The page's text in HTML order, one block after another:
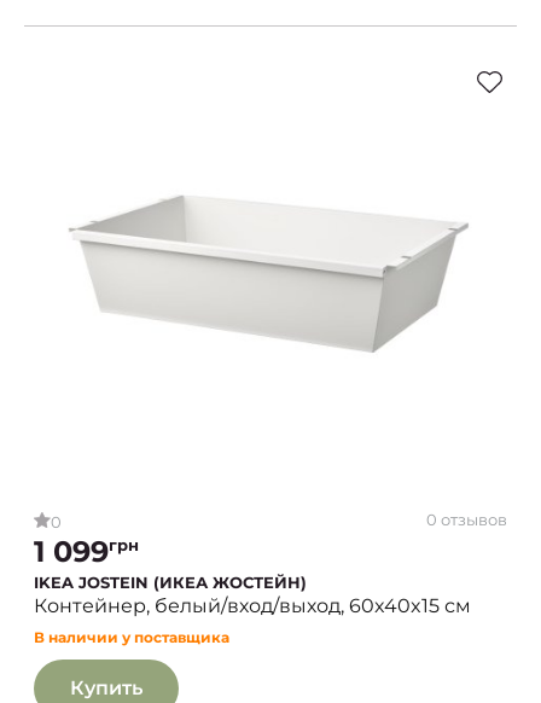
0 0 отзывов
1 099грн
IKEA JOSTEIN (ИКЕА ЖОСТЕЙН)
Контейнер, белый/вход/выход, 60x40x15 см
В наличии у поставщика
Купить